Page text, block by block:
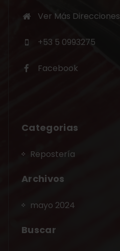
Ver Más Direcciones
+53 5 0993275
Facebook
Categorias
Repostería
Archivos
mayo 2024
Buscar